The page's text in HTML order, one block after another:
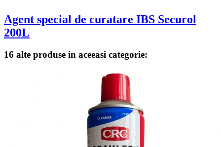
Agent special de curatare IBS Securol
200L
16 alte produse in aceeasi categorie: